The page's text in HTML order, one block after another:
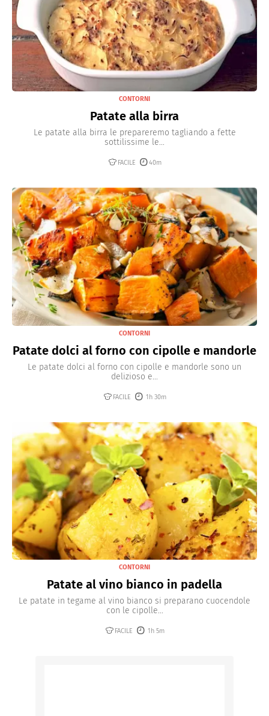
CONTORNI
Patate alla birra
Le patate alla birra le prepareremo tagliando a fette
sottilissime le...
FACILE 40m
CONTORNI
Patate dolci al forno con cipolle e mandorle
Le patate dolci al forno con cipolle e mandorle sono un
delizioso e...
FACILE 1h 30m
CONTORNI
Patate al vino bianco in padella
Le patate in tegame al vino bianco si preparano cuocendole
con le cipolle...
FACILE 1h 5m